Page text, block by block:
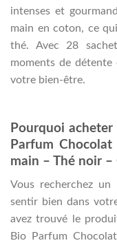
intenses et
main en coton, ce
thé. Avec 28
moments de
votre bien-être.
Pourquoi
Parfum
main – Thé noir –
Vous recherchez
sentir bien dans
avez trouvé le
Bio Parfum